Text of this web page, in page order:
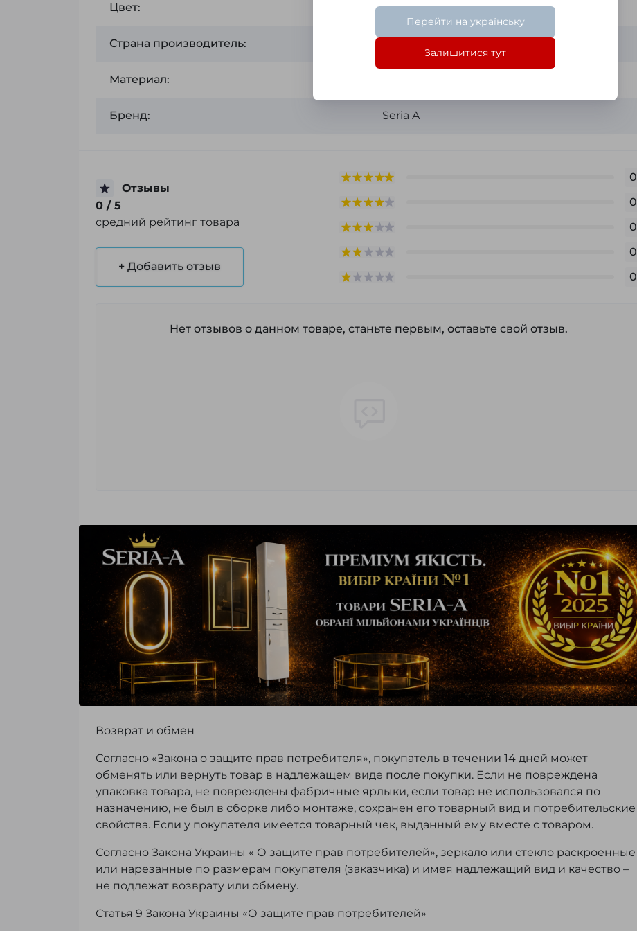
Цвет: Белый
Страна производитель:
Материал:
Бренд: Seria A
Отзывы
0 / 5
средний рейтинг товара
+ Добавить отзыв
0
0
0
0
0
Нет отзывов о данном товаре, станьте первым, оставьте свой отзыв.
Возврат и обмен
Согласно «Закона о защите прав потребителя», покупатель в течении 14 дней может
обменять или вернуть товар в надлежащем виде после покупки. Если не повреждена
упаковка товара, не повреждены фабричные ярлыки, если товар не использовался по
назначению, не был в сборке либо монтаже, сохранен его товарный вид и потребительские
свойства. Если у покупателя имеется товарный чек, выданный ему вместе с товаром.
Согласно Закона Украины « О защите прав потребителей», зеркало или стекло раскроенные
или нарезанные по размерам покупателя (заказчика) и имея надлежащий вид и качество –
не подлежат возврату или обмену.
Статья 9 Закона Украины «О защите прав потребителей»
Перейти на українську
Залишитися тут